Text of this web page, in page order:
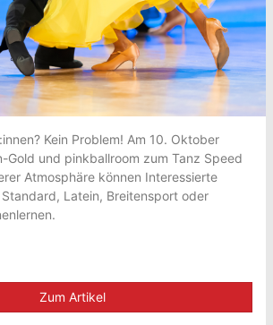
Kein Problem! Am 10. Oktober
Gold und pinkballroom zum Tanz Speed
Atmosphäre können Interessierte
Latein, Breitensport oder
Zum Artikel